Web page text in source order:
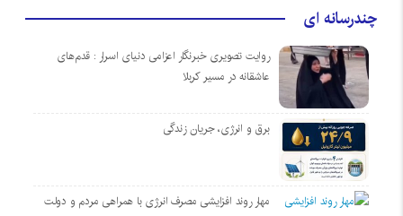
چندرسانه ای
روایت تصویری خبرنگار اعزامی دنیای اسرار : قدم‌های
عاشقانه در مسیر کربلا
برق و انرژی، جریان زندگی
مهار روند افزایشی مصرف انرژی با همراهی مردم و دولت